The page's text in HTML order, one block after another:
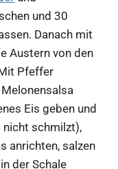
und 30
Danach mit
Austern von den
Pfeffer
Eis geben und
nicht schmilzt),
anrichten, salzen
der Schale